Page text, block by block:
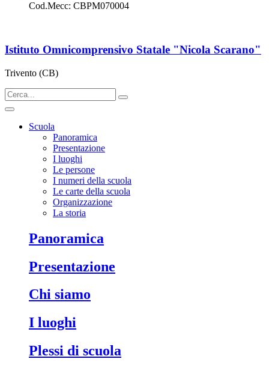
Cod.Mecc: CBPM070004
Istituto Omnicomprensivo Statale "Nicola Scarano"
Trivento (CB)
Scuola
Panoramica
Presentazione
I luoghi
Le persone
I numeri della scuola
Le carte della scuola
Organizzazione
La storia
Panoramica
Presentazione
Chi siamo
I luoghi
Plessi di scuola